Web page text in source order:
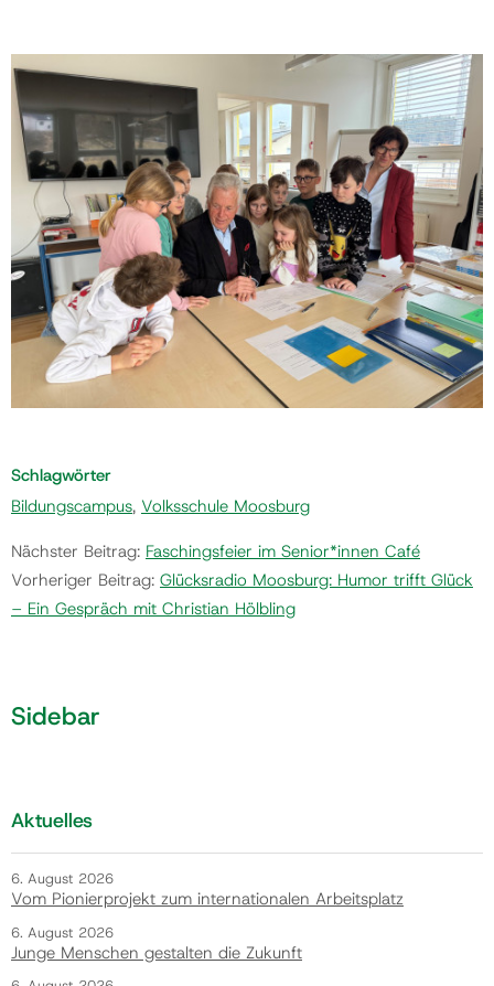
Schlagwörter
Bildungscampus, Volksschule Moosburg
Nächster Beitrag: Faschingsfeier im Senior*innen Café
Vorheriger Beitrag: Glücksradio Moosburg: Humor trifft Glück
– Ein Gespräch mit Christian Hölbling
Sidebar
Aktuelles
6. August 2026
Vom Pionierprojekt zum internationalen Arbeitsplatz
6. August 2026
Junge Menschen gestalten die Zukunft